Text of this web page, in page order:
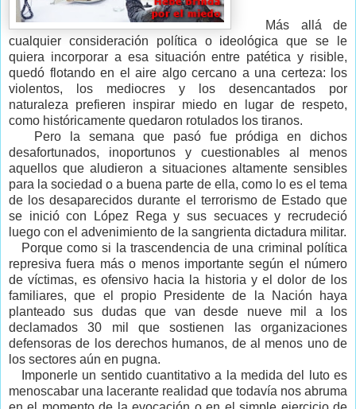
Más allá de
cualquier consideración política o ideológica que se le
quiera incorporar a esa situación entre patética y risible,
quedó flotando en el aire algo cercano a una certeza: los
violentos, los mediocres y los desencantados por
naturaleza prefieren inspirar miedo en lugar de respeto,
como históricamente quedaron rotulados los tiranos.
Pero la semana que pasó fue pródiga en dichos
desafortunados, inoportunos y cuestionables al menos
aquellos que aludieron a situaciones altamente sensibles
para la sociedad o a buena parte de ella, como lo es el tema
de los desaparecidos durante el terrorismo de Estado que
se inició con López Rega y sus secuaces y recrudeció
luego con el advenimiento de la sangrienta dictadura militar.
Porque como si la trascendencia de una criminal política
represiva fuera más o menos importante según el número
de víctimas, es ofensivo hacia la historia y el dolor de los
familiares, que el propio Presidente de la Nación haya
planteado sus dudas que van desde nueve mil a los
declamados 30 mil que sostienen las organizaciones
defensoras de los derechos humanos, de al menos uno de
los sectores aún en pugna.
Imponerle un sentido cuantitativo a la medida del luto es
menoscabar una lacerante realidad que todavía nos abruma